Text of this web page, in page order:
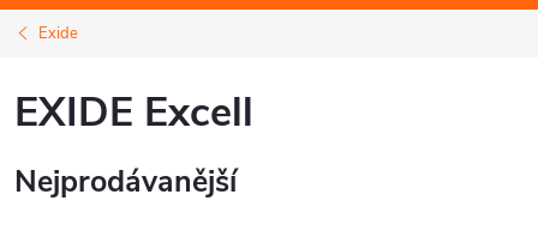
Exide
EXIDE Excell
Nejprodávanější